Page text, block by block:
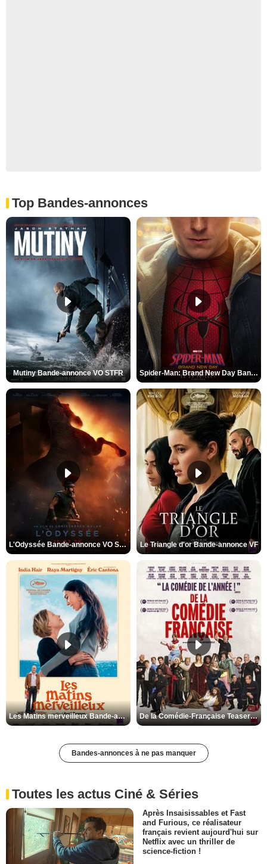
Top Bandes-annonces
Mutiny Bande-annonce VO STFR Spider-Man: Brand New Day Bande-annonce VO STFR
L'Odyssée Bande-annonce VO STFR Le Triangle d'or Bande-annonce VF
Les Matins merveilleux Bande-annonce VF De la Comédie-Française Teaser VF
Bandes-annonces à ne pas manquer
Toutes les actus Ciné & Séries
Après Insaisissables et Fast
and Furious, ce réalisateur
français revient aujourd'hui sur
Netflix avec un thriller de
science-fiction !